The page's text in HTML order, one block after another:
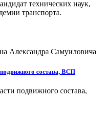
технических наук,
транспорта.
Александра Самуиловича
состава, ВСП
подвижного состава,